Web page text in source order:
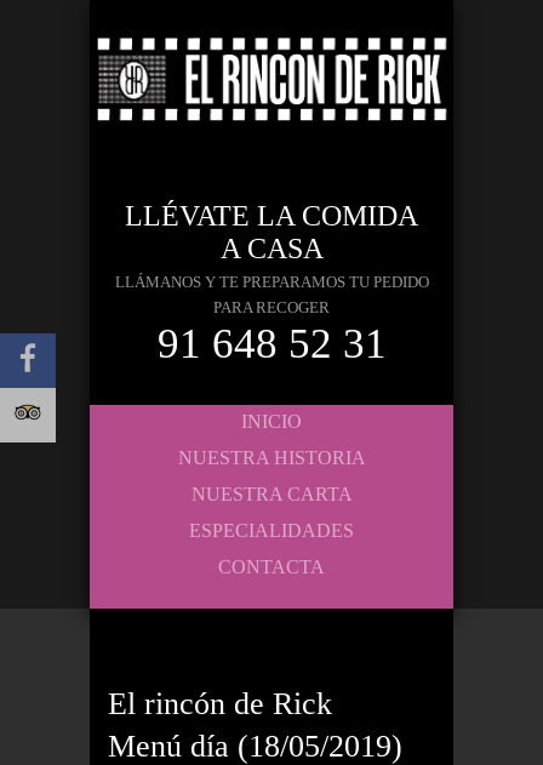
LLÉVATE LA COMIDA
A CASA
LLÁMANOS Y TE PREPARAMOS TU PEDIDO
PARA RECOGER
91 648 52 31
INICIO
NUESTRA HISTORIA
NUESTRA CARTA
ESPECIALIDADES
CONTACTA
El rincón de Rick
Menú día (18/05/2019)